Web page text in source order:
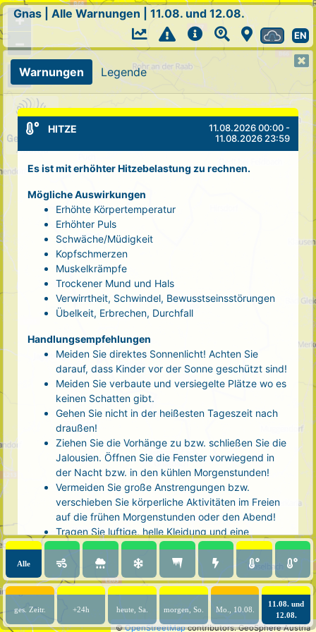
+
−
©OpenStreetMapcontributors. GeoSphere Austria
Gnas Alle Warnungen 11.08. und 12.08.
EN
Warnungen Legende
HITZE
11.08.2026 00:00 -
11.08.2026 23:59
Es ist mit erhöhter Hitzebelastung zu rechnen.
Mögliche Auswirkungen
Erhöhte Körpertemperatur
Erhöhter Puls
Schwäche/Müdigkeit
Kopfschmerzen
Muskelkrämpfe
Trockener Mund und Hals
Verwirrtheit, Schwindel, Bewusstseinsstörungen
Übelkeit, Erbrechen, Durchfall
Handlungsempfehlungen
Meiden Sie direktes Sonnenlicht! Achten Sie
darauf, dass Kinder vor der Sonne geschützt sind!
Meiden Sie verbaute und versiegelte Plätze wo es
keinen Schatten gibt.
Gehen Sie nicht in der heißesten Tageszeit nach
draußen!
Ziehen Sie die Vorhänge zu bzw. schließen Sie die
Jalousien. Öffnen Sie die Fenster vorwiegend in
der Nacht bzw. in den kühlen Morgenstunden!
Vermeiden Sie große Anstrengungen bzw.
verschieben Sie körperliche Aktivitäten im Freien
auf die frühen Morgenstunden oder den Abend!
Tragen Sie luftige, helle Kleidung und eine
Kopfbedeckung!
Nehmen Sie eine kühle Dusche! Auch kalte Arm-
und Fußbäder wirken entlastend.
Trinken Sie ausreichend und regelmäßig
(mindestens 2 - 3 Liter pro Tag)! Optimal sind
Wasser, ungesüßter Tee oder mit Wasser
Alle
ges. Zeitr. +24h heute, Sa. morgen, So. Mo., 10.08.
11.08. und
12.08.